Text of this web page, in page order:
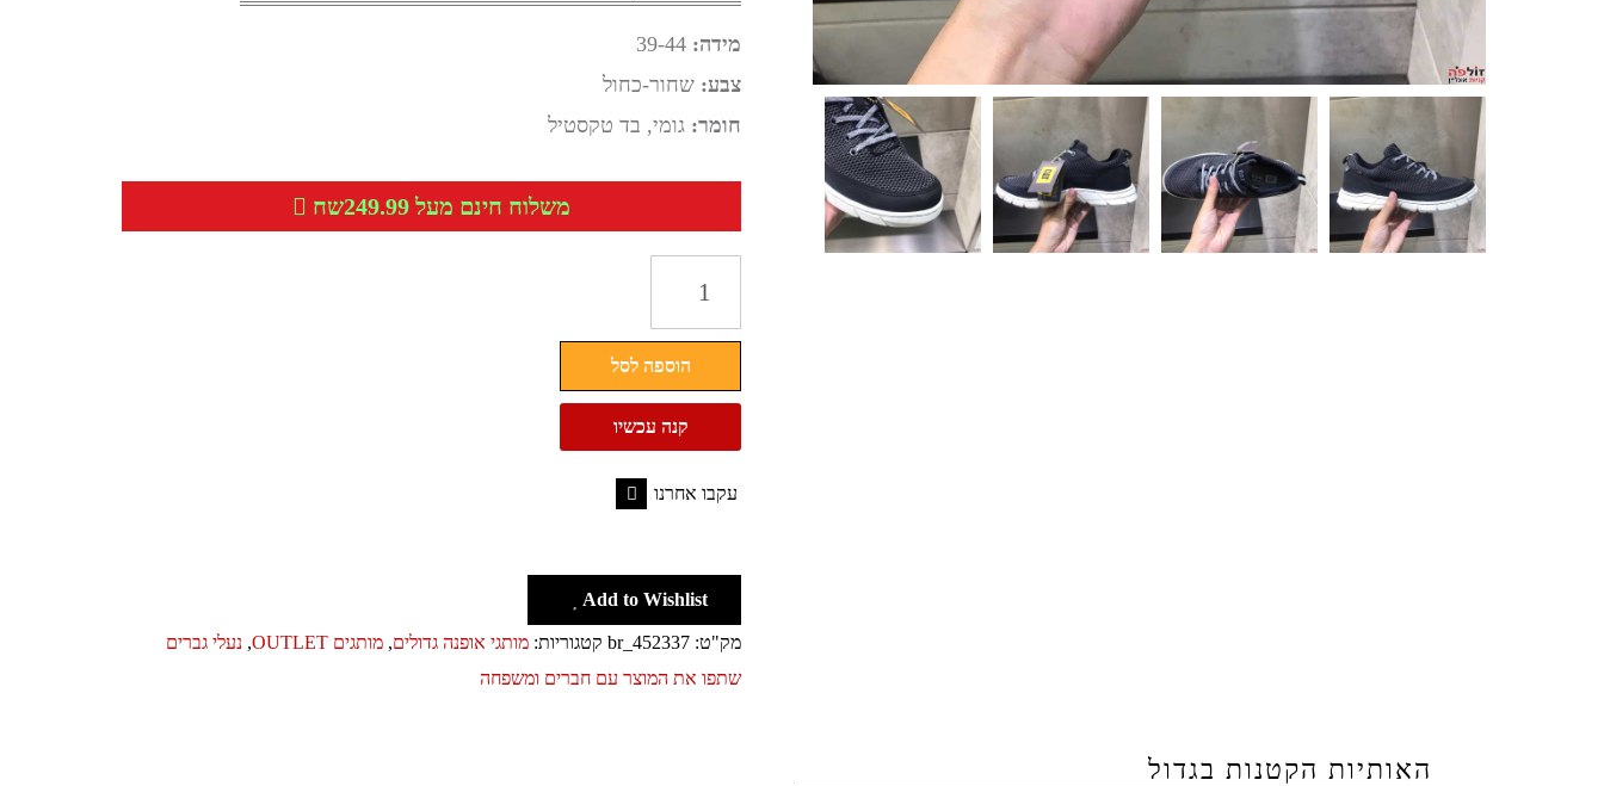
מידה: 39-44
צבע: שחור-כחול
חומר: גומי, בד טקסטיל
משלוח חינם מעל 249.99שח
נעלי
קט
CAT
הוספה לסל
קנה עכשיו
עקבו אחרנו
Add to Wishlist
מק"ט: br_452337 קטגוריות: מותגי אופנה גדולים, מותגים OUTLET , נעלי גברים
שתפו את המוצר עם חברים ומשפחה
האותיות הקטנות בגדול